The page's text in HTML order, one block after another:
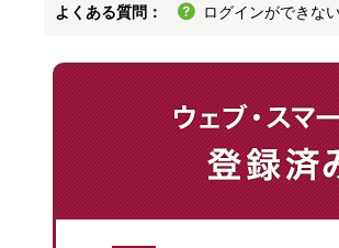
よくある質問： ログインができな